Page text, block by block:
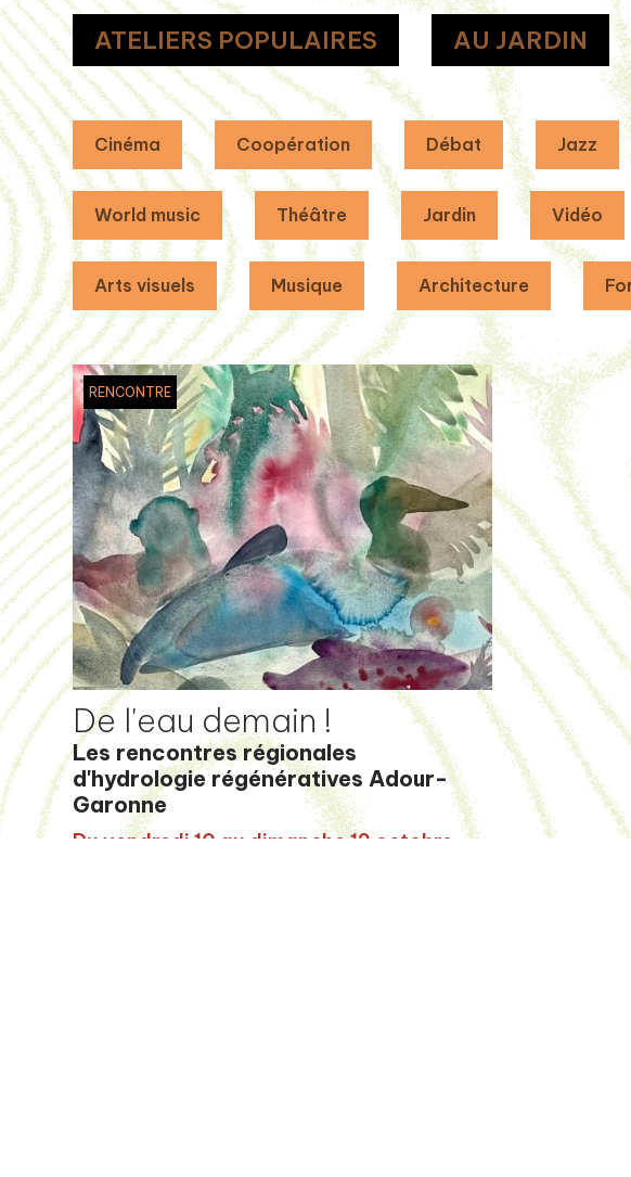
ATELIERS POPULAIRES AU JARDIN
Cinéma Coopération Débat Jazz
World music Théâtre Jardin Vidéo
Arts visuels Musique Architecture
RENCONTRE
De l'eau demain !
Les rencontres régionales
d'hydrologie régénératives Adour-
Garonne
Du vendredi 10 au dimanche 12 octobre